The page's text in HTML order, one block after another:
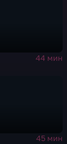
44 мин
45 мин